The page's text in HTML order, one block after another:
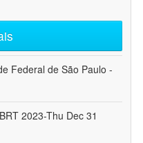
Federal de São Paulo -
2023-Thu Dec 31